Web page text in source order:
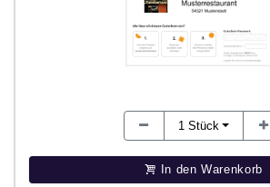
1 Stück
In den Warenkorb